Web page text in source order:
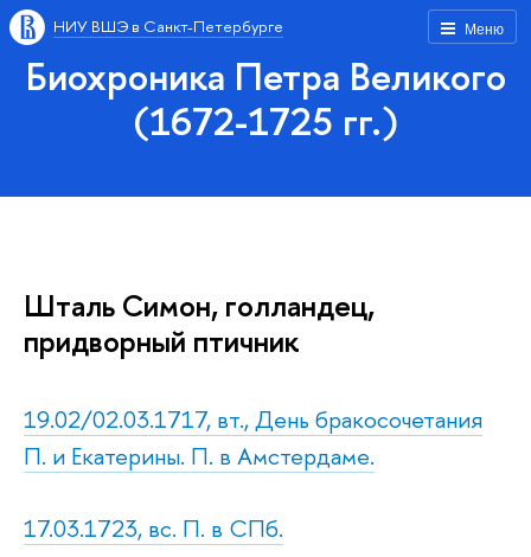
Меню
НИУ ВШЭ в Санкт-Петербурге
Биохроника Петра Великого
(1672-1725 гг.)
Шталь Симон, голландец,
придворный птичник
19.02/02.03.1717, вт., День бракосочетания
П. и Екатерины. П. в Амстердаме.
17.03.1723, вс. П. в СПб.